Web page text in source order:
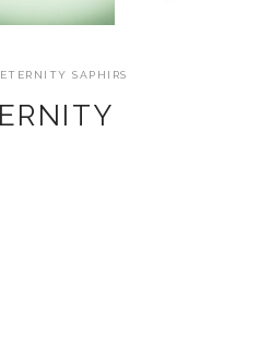
SAPHIRS